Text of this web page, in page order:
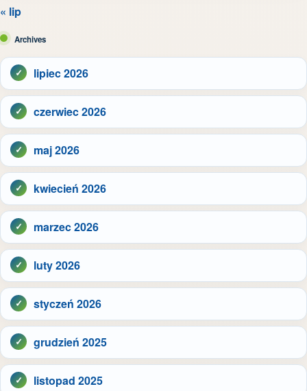
« lip
Archives
lipiec 2026
czerwiec 2026
maj 2026
kwiecień 2026
marzec 2026
luty 2026
styczeń 2026
grudzień 2025
listopad 2025